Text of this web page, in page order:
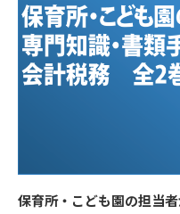
保育所・こども園の担当